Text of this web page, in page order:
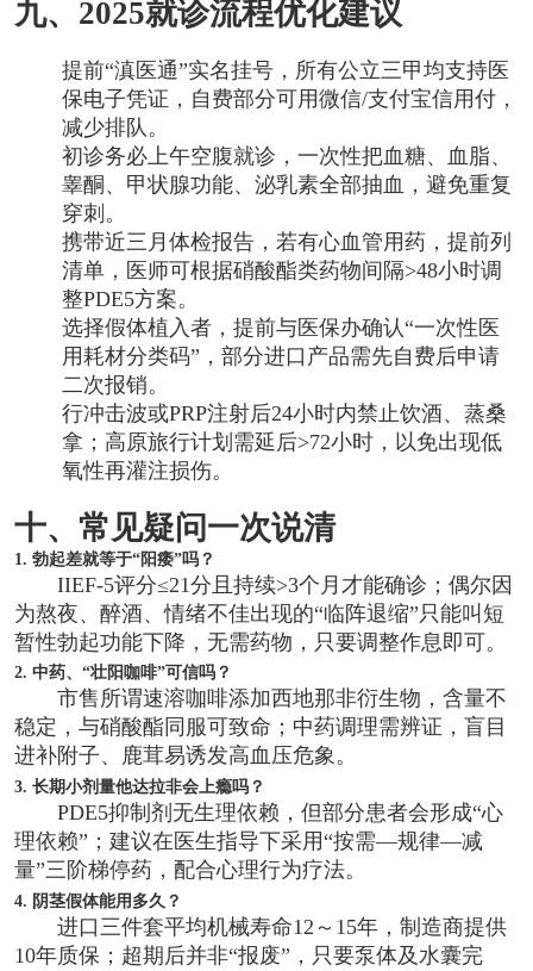
九、2025就诊流程优化建议
提前“滇医通”实名挂号，所有公立三甲均支持医
保电子凭证，自费部分可用微信/支付宝信用付，
减少排队。
初诊务必上午空腹就诊，一次性把血糖、血脂、
睾酮、甲状腺功能、泌乳素全部抽血，避免重复
穿刺。
携带近三月体检报告，若有心血管用药，提前列
清单，医师可根据硝酸酯类药物间隔>48小时调
整PDE5方案。
选择假体植入者，提前与医保办确认“一次性医
用耗材分类码”，部分进口产品需先自费后申请
二次报销。
行冲击波或PRP注射后24小时内禁止饮酒、蒸桑
拿；高原旅行计划需延后>72小时，以免出现低
氧性再灌注损伤。
十、常见疑问一次说清
1. 勃起差就等于“阳痿”吗？
IIEF-5评分≤21分且持续>3个月才能确诊；偶尔因
为熬夜、醉酒、情绪不佳出现的“临阵退缩”只能叫短
暂性勃起功能下降，无需药物，只要调整作息即可。
2. 中药、“壮阳咖啡”可信吗？
市售所谓速溶咖啡添加西地那非衍生物，含量不
稳定，与硝酸酯同服可致命；中药调理需辨证，盲目
进补附子、鹿茸易诱发高血压危象。
3. 长期小剂量他达拉非会上瘾吗？
PDE5抑制剂无生理依赖，但部分患者会形成“心
理依赖”；建议在医生指导下采用“按需—规律—减
量”三阶梯停药，配合心理行为疗法。
4. 阴茎假体能用多久？
进口三件套平均机械寿命12～15年，制造商提供
10年质保；超期后并非“报废”，只要泵体及水囊完